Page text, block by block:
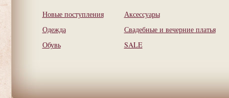
Новые поступления
Одежда
Обувь
Аксессуары
Свадебные и вечерние платья
SALE